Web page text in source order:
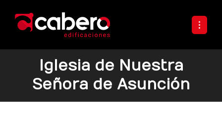
Iglesia de Nuestra
Señora de Asunción